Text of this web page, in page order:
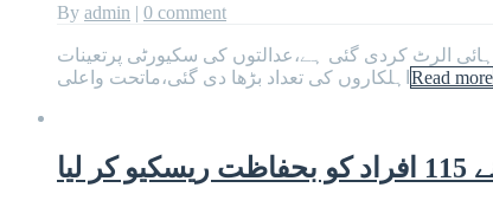
By admin | 0 comment
الرٹ کردی گئی ہے،عدالتوں کی سکیورٹی پرتعینات
اہلکاروں کی تعداد بڑھا دی گئی،ماتحت واعلی Read more